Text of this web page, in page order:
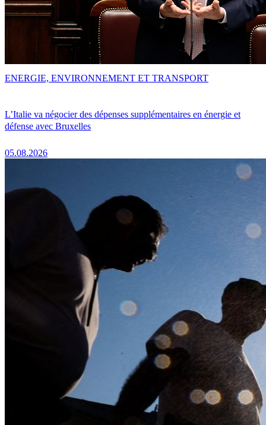
L’Italie va négocier des dépenses supplémentaires en énergie et
défense avec Bruxelles
05.08.2026
ENERGIE, ENVIRONNEMENT ET TRANSPORT